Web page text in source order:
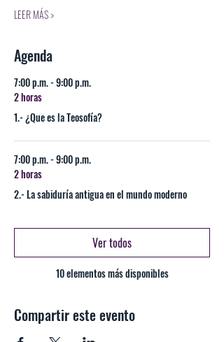
LEER MÁS >
Agenda
7:00 p.m. - 9:00 p.m.
2 horas
1.- ¿Que es la Teosofía?
7:00 p.m. - 9:00 p.m.
2 horas
2.- La sabiduría antigua en el mundo moderno
10 elementos más disponibles
Ver todos
Compartir este evento